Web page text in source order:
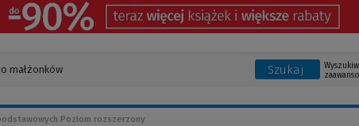
Szukaj
Poziom rozszerzony